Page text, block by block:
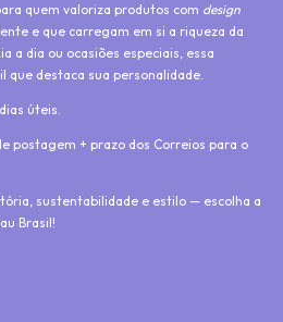
quem valoriza produtos com design
e que carregam em si a riqueza da
a dia ou ocasiões especiais, essa
que destaca sua personalidade.
úteis.
postagem + prazo dos Correios para o
sustentabilidade e estilo — escolha a
Brasil!